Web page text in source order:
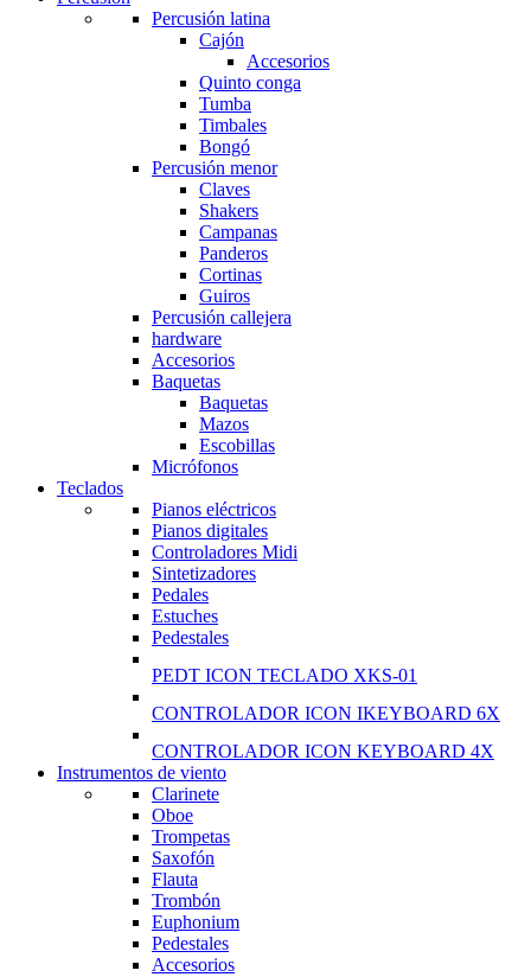
Percusión latina
Cajón
Accesorios
Quinto conga
Tumba
Timbales
Bongó
Percusión menor
Claves
Shakers
Campanas
Panderos
Cortinas
Guiros
Percusión callejera
hardware
Accesorios
Baquetas
Baquetas
Mazos
Escobillas
Micrófonos
Teclados
Pianos eléctricos
Pianos digitales
Controladores Midi
Sintetizadores
Pedales
Estuches
Pedestales
PEDT ICON TECLADO XKS-01
CONTROLADOR ICON IKEYBOARD 6X
CONTROLADOR ICON KEYBOARD 4X
Instrumentos de viento
Clarinete
Oboe
Trompetas
Saxofón
Flauta
Trombón
Euphonium
Pedestales
Accesorios